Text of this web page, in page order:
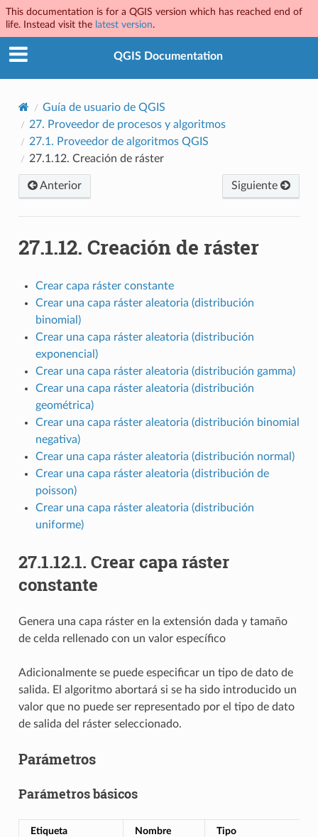
This documentation is for a QGIS version which has reached end of
life. Instead visit the latest version.
QGIS Documentation
Guía de usuario de QGIS
27. Proveedor de procesos y algoritmos
27.1. Proveedor de algoritmos QGIS
27.1.12. Creación de ráster
Anterior Siguiente
27.1.12. Creación de ráster
Crear capa ráster constante
Crear una capa ráster aleatoria (distribución
binomial)
Crear una capa ráster aleatoria (distribución
exponencial)
Crear una capa ráster aleatoria (distribución gamma)
Crear una capa ráster aleatoria (distribución
geométrica)
Crear una capa ráster aleatoria (distribución binomial
negativa)
Crear una capa ráster aleatoria (distribución normal)
Crear una capa ráster aleatoria (distribución de
poisson)
Crear una capa ráster aleatoria (distribución
uniforme)
27.1.12.1. Crear capa ráster
constante
Genera una capa ráster en la extensión dada y tamaño
de celda rellenado con un valor específico
Adicionalmente se puede especificar un tipo de dato de
salida. El algoritmo abortará si se ha sido introducido un
valor que no puede ser representado por el tipo de dato
de salida del ráster seleccionado.
Parámetros
Parámetros básicos
Etiqueta Nombre Tipo